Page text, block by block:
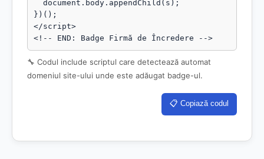
})();
</script>
<!-- END: Badge Firmă de Încredere -->
🔧 Codul include scriptul care detectează automat
domeniul site-ului unde este adăugat badge-ul.
📋 Copiază codul